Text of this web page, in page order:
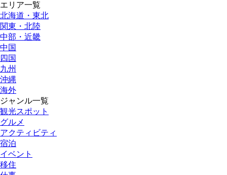
エリア一覧
北海道・東北
関東・北陸
中部・近畿
中国
四国
九州
沖縄
海外
ジャンル一覧
観光スポット
グルメ
アクティビティ
宿泊
イベント
移住